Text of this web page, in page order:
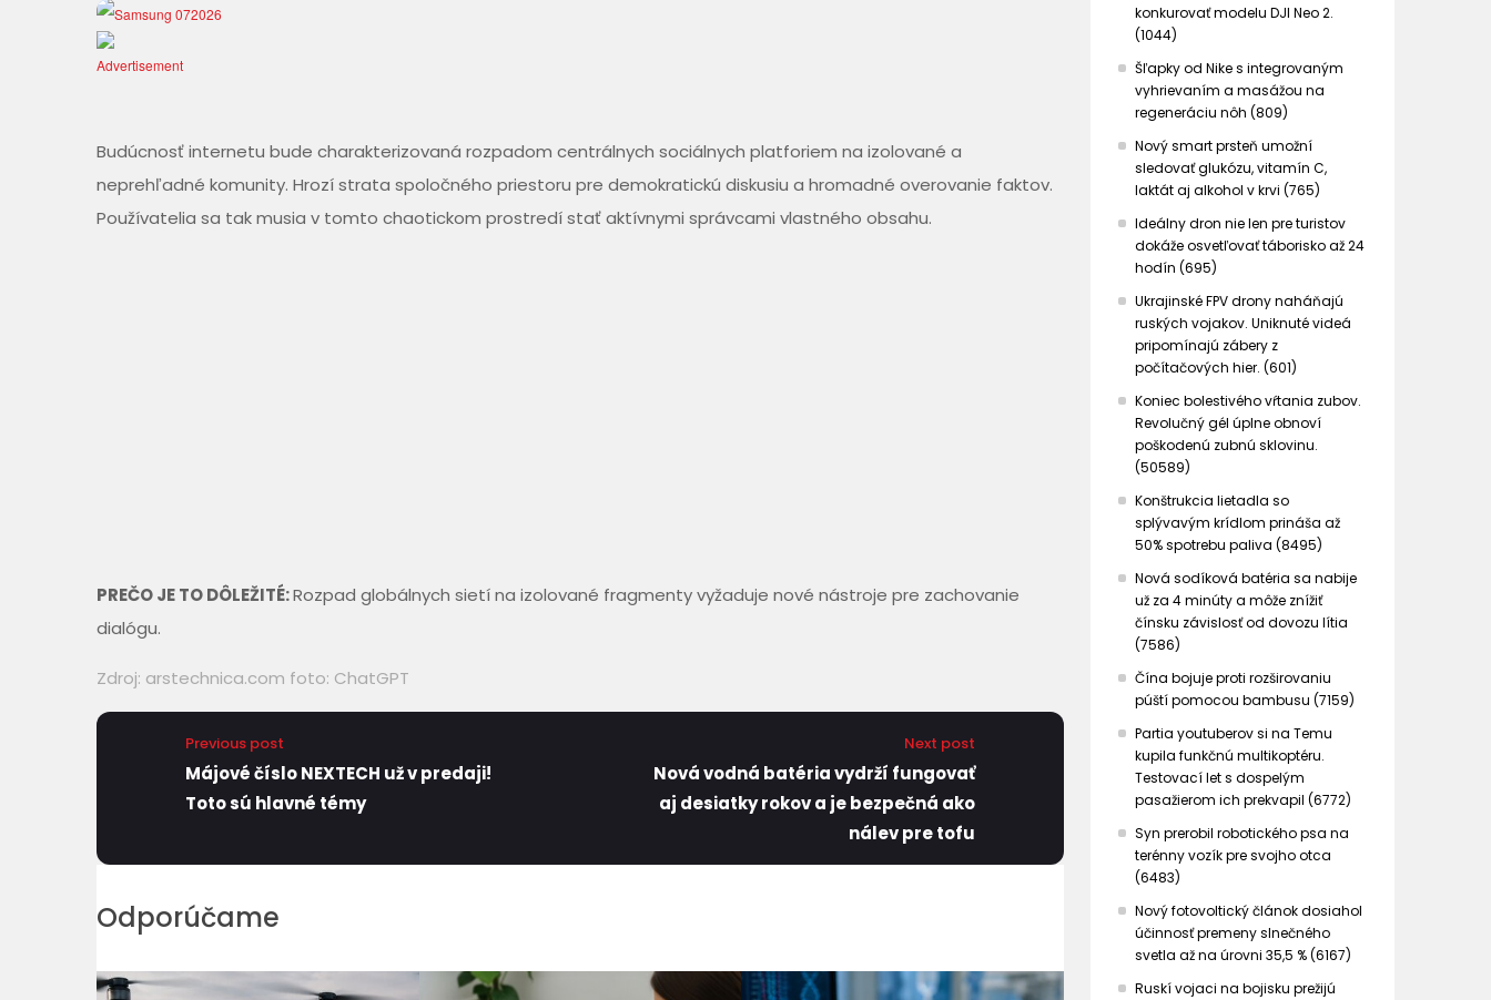
Budúcnosť internetu bude charakterizovaná rozpadom centrálnych sociálnych platforiem na izolované a
neprehľadné komunity. Hrozí strata spoločného priestoru pre demokratickú diskusiu a hromadné overovanie faktov.
Používatelia sa tak musia v tomto chaotickom prostredí stať aktívnymi správcami vlastného obsahu.
PREČO JE TO DÔLEŽITÉ:Rozpad globálnych sietí na izolované fragmenty vyžaduje nové nástroje pre zachovanie
dialógu.
Zdroj: arstechnica.com foto: ChatGPT
Previous post
Májové číslo NEXTECH už v predaji!
Toto sú hlavné témy
Next post
Nová vodná batéria vydrží fungovať
aj desiatky rokov a je bezpečná ako
nálev pre tofu
Odporúčame
konkurovať modelu DJI Neo 2.
(1044)
Šľapky od Nike s integrovaným
vyhrievaním a masážou na
regeneráciu nôh (809)
Nový smart prsteň umožní
sledovať glukózu, vitamín C,
laktát aj alkohol v krvi (765)
Ideálny dron nie len pre turistov
dokáže osvetľovať táborisko až 24
hodín (695)
Ukrajinské FPV drony naháňajú
ruských vojakov. Uniknuté videá
pripomínajú zábery z
počítačových hier. (601)
Koniec bolestivého vŕtania zubov.
Revolučný gél úplne obnoví
poškodenú zubnú sklovinu.
(50589)
Konštrukcia lietadla so
splývavým krídlom prináša až
50% spotrebu paliva (8495)
Nová sodíková batéria sa nabije
už za 4 minúty a môže znížiť
čínsku závislosť od dovozu lítia
(7586)
Čína bojuje proti rozširovaniu
púští pomocou bambusu (7159)
Partia youtuberov si na Temu
kupila funkčnú multikoptéru.
Testovací let s dospelým
pasažierom ich prekvapil (6772)
Syn prerobil robotického psa na
terénny vozík pre svojho otca
(6483)
Nový fotovoltický článok dosiahol
účinnosť premeny slnečného
svetla až na úrovni 35,5 % (6167)
Ruskí vojaci na bojisku prežijú